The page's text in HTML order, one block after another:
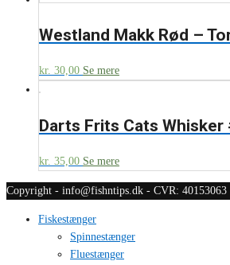
Westland Makk Rød –
kr. 30,00 Se mere
Darts Frits Cats Whisker
kr. 35,00 Se mere
Copyright - info@fishntips.dk - CVR: 40153063
Fiskestænger
Spinnestænger
Fluestænger